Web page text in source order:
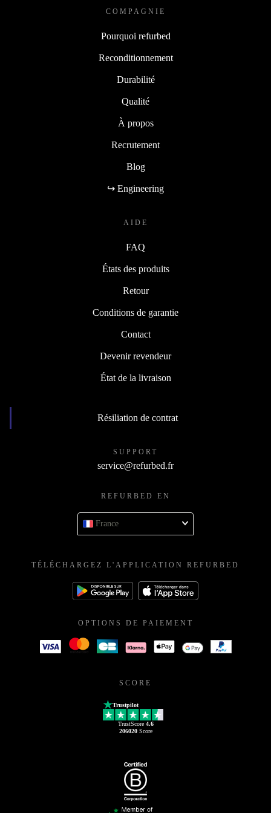
COMPAGNIE
Pourquoi refurbed
Reconditionnement
Durabilité
Qualité
À propos
Recrutement
Blog
↪ Engineering
AIDE
FAQ
États des produits
Retour
Conditions de garantie
Contact
Devenir revendeur
État de la livraison
Résiliation de contrat
SUPPORT
service@refurbed.fr
REFURBED EN
France
TÉLÉCHARGEZ L'APPLICATION REFURBED
OPTIONS DE PAIEMENT
SCORE
Trustpilot
TrustScore 4.6
206020Score